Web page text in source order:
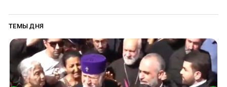
ТЕМЫ ДНЯ